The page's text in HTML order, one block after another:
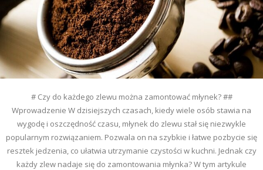
# Czy do każdego zlewu można zamontować młynek? ##
Wprowadzenie W dzisiejszych czasach, kiedy wiele osób stawia na
wygodę i oszczędność czasu, młynek do zlewu stał się niezwykle
popularnym rozwiązaniem. Pozwala on na szybkie i łatwe pozbycie się
resztek jedzenia, co ułatwia utrzymanie czystości w kuchni. Jednak czy
każdy zlew nadaje się do zamontowania młynka? W tym artykule